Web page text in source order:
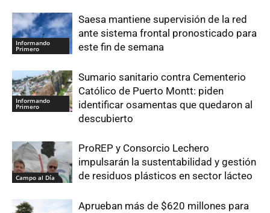
Informando
Primero
Saesa mantiene supervisión de la red
ante sistema frontal pronosticado para
este fin de semana
Informando
Primero
Sumario sanitario contra Cementerio
Católico de Puerto Montt: piden
identificar osamentas que quedaron al
descubierto
Campo al Día
ProREP y Consorcio Lechero
impulsarán la sustentabilidad y gestión
de residuos plásticos en sector lácteo
Aprueban más de $620 millones para